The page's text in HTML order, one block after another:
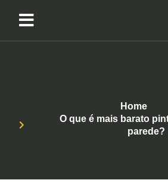
Home
O que é mais barato
parede?